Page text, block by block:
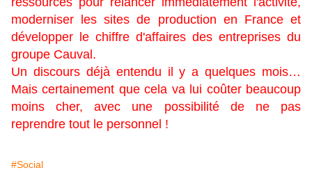
moderniser les sites de production en France et
développer le chiffre d'affaires des entreprises du
groupe Cauval.
Un discours déjà entendu il y a quelques mois…
Mais certainement que cela va lui coûter beaucoup
moins cher, avec une possibilité de ne pas
reprendre tout le personnel !
#Social